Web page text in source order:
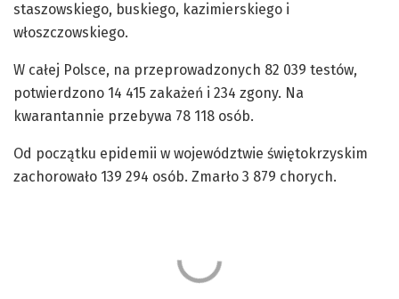
staszowskiego, buskiego, kazimierskiego i
włoszczowskiego.
W całej Polsce, na przeprowadzonych 82 039 testów,
potwierdzono 14 415 zakażeń i 234 zgony. Na
kwarantannie przebywa 78 118 osób.
Od początku epidemii w województwie świętokrzyskim
zachorowało 139 294 osób. Zmarło 3 879 chorych.